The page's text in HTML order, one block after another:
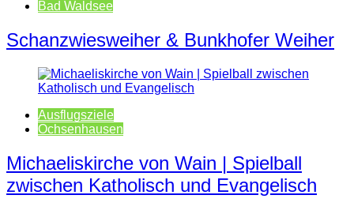
Bad Waldsee
Schanzwiesweiher & Bunkhofer Weiher
Ausflugsziele
Ochsenhausen
Michaeliskirche von Wain | Spielball
zwischen Katholisch und Evangelisch